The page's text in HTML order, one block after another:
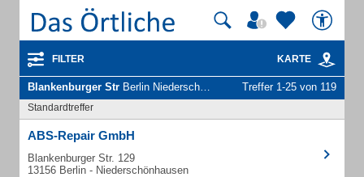
FILTER KARTE
Blankenburger Str Berlin Niederschönhausen - Unternehmen und Personen Treffer 1-25 von 119
Standardtreffer
ABS-Repair GmbH
Blankenburger Str. 129
13156 Berlin - Niederschönhausen